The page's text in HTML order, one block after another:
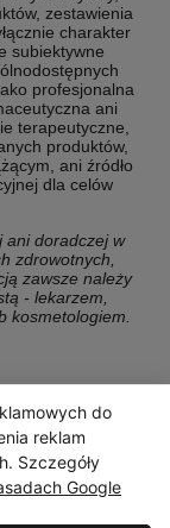
zestawienia
charakter
subiektywne
profesjonalna
ani
terapeutyczne,
produktów,
ani źródło
dla celów
ani doradczej w
zdrowotnych,
zawsze należy
- lekarzem,
kosmetologiem.
do
reklam
Szczegóły
Google